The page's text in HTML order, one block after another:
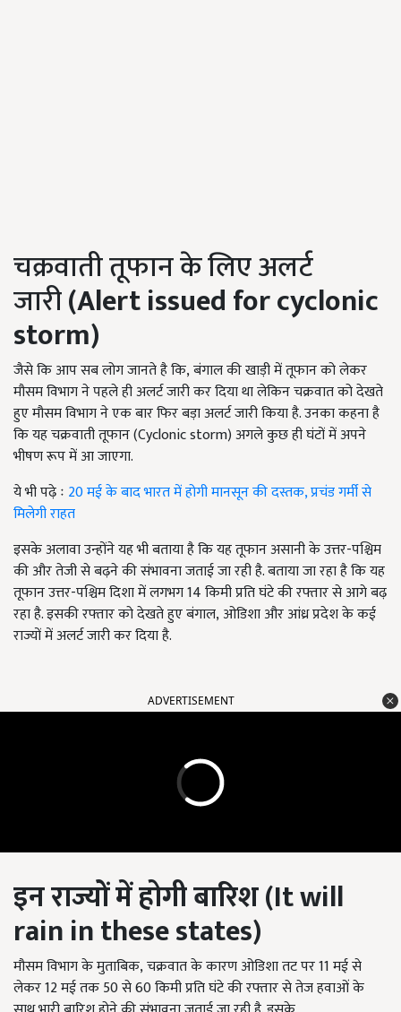
चक्रवाती तूफान के लिए अलर्ट
जारी(Alert issued for cyclonic
storm)
जैसे कि आप सब लोग जानते है कि, बंगाल की खाड़ी में तूफान को लेकर
मौसम विभाग ने पहले ही अलर्ट जारी कर दिया था लेकिन चक्रवात को देखते
हुए मौसम विभाग ने एक बार फिर बड़ा अलर्ट जारी किया है. उनका कहना है
कि यह चक्रवाती तूफान (Cyclonic storm) अगले कुछ ही घंटों में अपने
भीषण रूप में आ जाएगा.
ये भी पढ़े ः 20 मई के बाद भारत में होगी मानसून की दस्तक, प्रचंड गर्मी से
मिलेगी राहत
इसके अलावा उन्होंने यह भी बताया है कि यह तूफान असानी के उत्तर-पश्चिम
की और तेजी से बढ़ने की संभावना जताई जा रही है. बताया जा रहा है कि यह
तूफान उत्तर-पश्चिम दिशा में लगभग 14 किमी प्रति घंटे की रफ्तार से आगे बढ़
रहा है. इसकी रफ्तार को देखते हुए बंगाल, ओडिशा और आंध्र प्रदेश के कई
राज्यों में अलर्ट जारी कर दिया है.
ADVERTISEMENT
इन राज्यों में होगी बारिश(It will
rain in these states)
मौसम विभाग के मुताबिक, चक्रवात के कारण ओडिशा तट पर 11 मई से
लेकर 12 मई तक 50 से 60 किमी प्रति घंटे की रफ्तार से तेज हवाओं के